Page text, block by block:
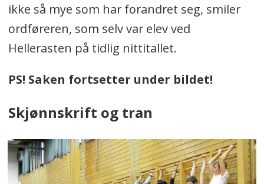
ikke så mye som har forandret seg, smiler
ordføreren, som selv var elev ved
Hellerasten på tidlig nittitallet.
PS! Saken fortsetter under bildet!
Skjønnskrift og tran